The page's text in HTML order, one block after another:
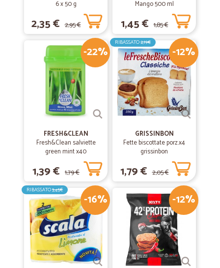
6 x 50 g
2,35 € 2,95 €
Mango 500 ml
1,45 € 1,85 €
-22%
FRESH&CLEAN
Fresh&Clean salviette
green mint x40
1,39 € 1,79 €
-12%
RIBASSATO2,19€
GRISSINBON
Fette biscottate porz.x4
grissinbon
1,79 € 2,05 €
-16%
RIBASSATO3,45€
-12%